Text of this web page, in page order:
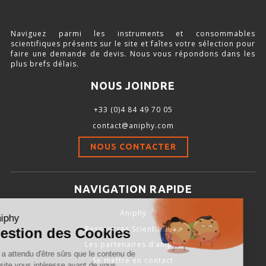
ACCESSOIRES ET CONSOMMABLES POUR STATION D’ANESTHÉSIE
MODÈLES DE CADRES STÉRÉOTAXIQUES
ADAPTATEURS POUR MAINTIEN SUR CADRES STÉRÉOTAXIQUES
SUPPORTS D’ACCESSOIRES POUR MICRO-MANIPULATEURS
INSTRUMENTS ET ACCESSOIRES CHIRURGICAUX
Naviguez parmi les instruments et consommables
scientifiques présents sur le site et faîtes votre sélection pour
faire une demande de devis. Nous vous répondons dans les
plus brefs délais.
NOUS JOINDRE
+33 (0)4 84 49 70 05
contact@aniphy.com
NOUS CONTACTER
NAVIGATION RAPIDE
Aniphy
Ressources Scientifiques
Les partenaires d’aniphy
Se mettre en contact